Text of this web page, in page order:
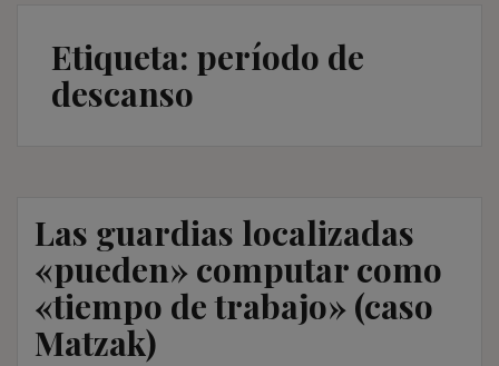
Etiqueta: período de
descanso
Las guardias localizadas
«pueden» computar como
«tiempo de trabajo» (caso
Matzak)